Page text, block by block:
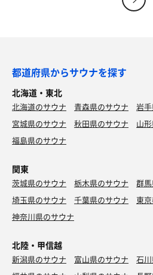
水
ピリ辛ネギ牛丼チョレギサラ
カレールーだけも頼んだ旨す
水
石焼き風プルコギビビンバ
我ながら旨い😋
都道府県からサウナを探す
北海道・東北
北海道のサウナ 青森県のサウナ
岩
宮城県のサウナ
秋田県のサウナ
山
福島県のサウナ
関東
茨城県のサウナ 栃木県のサウナ
群
埼玉県のサウナ
千葉県のサウナ
東
神奈川県のサウナ
北陸・甲信越
新潟県のサウナ 富山県のサウナ
石